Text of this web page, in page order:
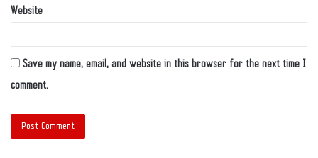
Website
Save my name, email, and website in this browser for the next time I
comment.